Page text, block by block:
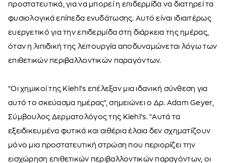
προστατευτικά, για να μπορεί η επιδερμίδα να διατηρεί τα
φυσιολογικά επίπεδα ενυδάτωσης. Αυτό είναι ιδιαιτέρως
ευεργετικό για την επιδερμίδα στη διάρκεια της ημέρας,
όταν η λιπιδική της λειτουργία αποδυναμώνεται λόγω των
επιθετικών περιβαλλοντικών παραγόντων.
"Οι χημικοί της Kiehl’s επέλεξαν μια ιδανική σύνθεση για
αυτό το σκεύασμα ημέρας", σημειώνει ο Δρ. Adam Geyer,
Σύμβουλος Δερματολόγος της Kiehl’s. "Αυτά τα
εξειδικευμένα φυτικά και αιθέρια έλαια δεν σχηματίζουν
μόνο μια προστατευτική στρώση που περιορίζει την
εισχώρηση επιθετικών περιβαλλοντικών παραγόντων, οι